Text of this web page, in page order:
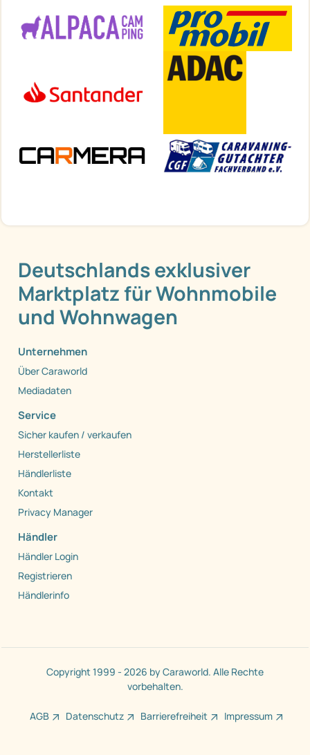
Deutschlands exklusiver
Marktplatz für Wohnmobile
und Wohnwagen
Unternehmen
Über Caraworld
Mediadaten
Service
Sicher kaufen / verkaufen
Herstellerliste
Händlerliste
Kontakt
Privacy Manager
Händler
Händler Login
Registrieren
Händlerinfo
Copyright 1999 - 2026 by Caraworld. Alle Rechte
vorbehalten.
AGB Datenschutz Barrierefreiheit Impressum